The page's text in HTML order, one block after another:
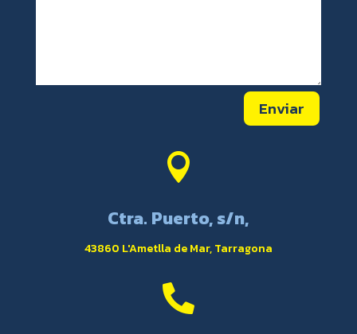
Enviar

Ctra. Puerto, s/n,
43860 L'Ametlla de Mar, Tarragona
